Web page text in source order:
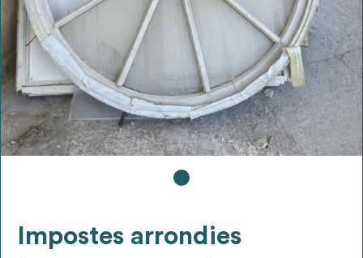
4
Ajouter les matériaux intéressants à "ma
"
Transmettre sa liste de manifestation
d'intérêt pour les matériaux
sélectionnés
Exporter sa liste et ses fiches produits
Impostes arrondies